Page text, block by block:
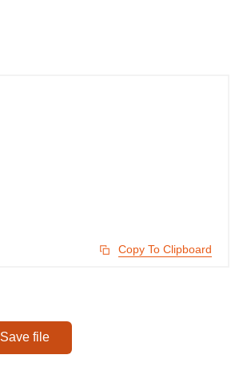
Copy To Clipboard
Save file